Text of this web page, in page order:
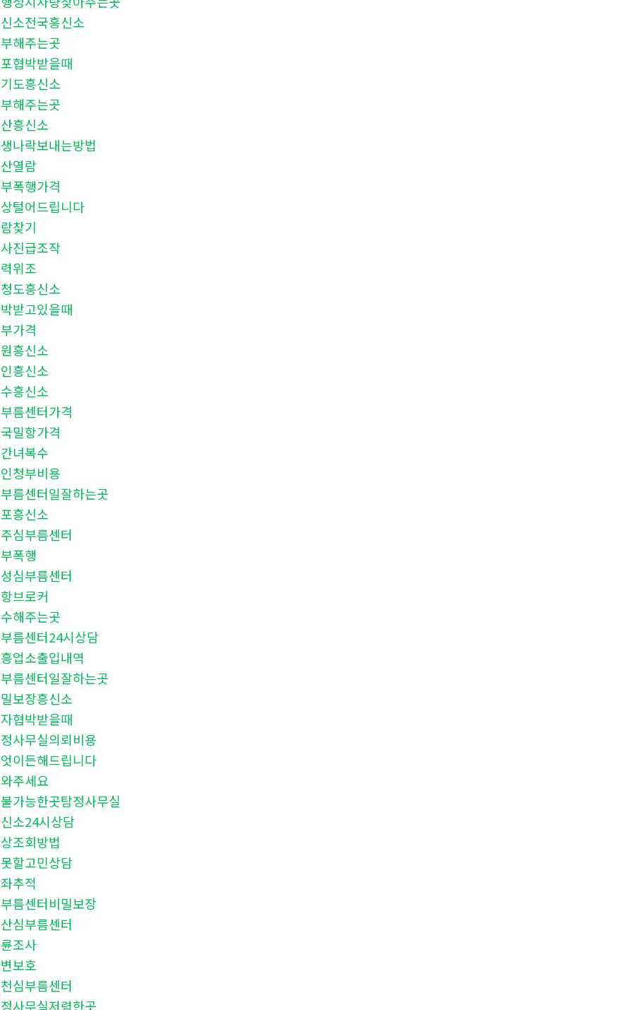
소전국흥신소
해주는곳
협박받을때
도흥신소
해주는곳
흥신소
나락보내는방법
열람
폭행가격
털어드립니다
찾기
진급조작
위조
도흥신소
받고있을때
가격
흥신소
흥신소
흥신소
름센터가격
밀항가격
녀복수
청부비용
름센터일잘하는곳
흥신소
심부름센터
폭행
심부름센터
브로커
해주는곳
름센터24시상담
업소출입내역
름센터일잘하는곳
보장흥신소
협박받을때
사무실의뢰비용
이든해드립니다
주세요
가능한곳탐정사무실
소24시상담
조회방법
할고민상담
추적
름센터비밀보장
심부름센터
조사
보호
심부름센터
사무실저렴한곳